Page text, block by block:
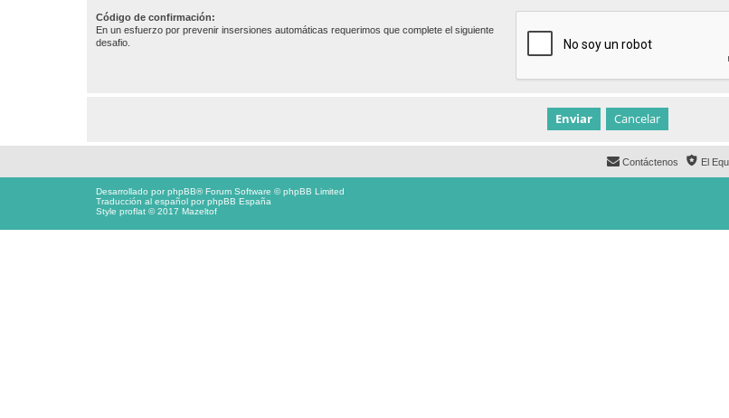
Código de confirmación:
En un esfuerzo por prevenir insersiones automáticas requerimos que complete el siguiente
desafio.
El
Contáctenos
Desarrollado porphpBB® Forum Software © phpBB Limited
Traducción al español porphpBB España
Style proflat © 2017 Mazeltof